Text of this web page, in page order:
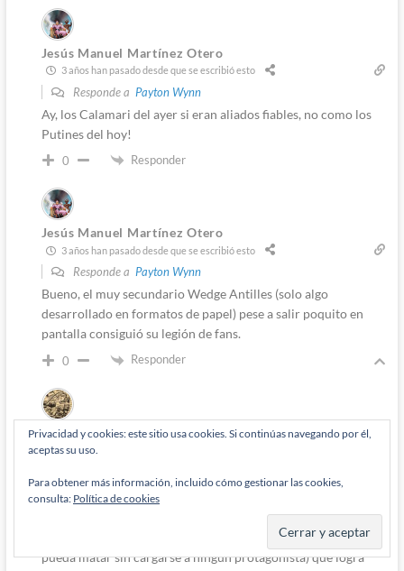
Jesús Manuel Martínez Otero
3 años han pasado desde que se escribió esto
Responde a Payton Wynn
Ay, los Calamari del ayer si eran aliados fiables, no como los
Putines del hoy!
0 Responder
Jesús Manuel Martínez Otero
3 años han pasado desde que se escribió esto
Responde a Payton Wynn
Bueno, el muy secundario Wedge Antilles (solo algo
desarrollado en formatos de papel) pese a salir poquito en
pantalla consiguió su legión de fans.
0 Responder
Payton Wynn 3 años han pasado desde que se escribió esto
Responde a Jesús Manuel Martínez Otero
Wedge es el paradigma del «camisa malva», que es un «camisa
roja» (nombre derivado de los oficiales de seguridad de «Star
Trek» cuya función principal es que haya alguien a quien se
pueda matar sin cargarse a ningún protagonista) que logra
Privacidad y cookies: este sitio usa cookies. Si continúas navegando por él,
aceptas su uso.
Para obtener más información, incluido cómo gestionar las cookies,
consulta: Política de cookies